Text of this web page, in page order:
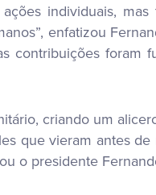
individuais,
enfatizou
contribuições foram
criando um
que vieram antes
o presidente